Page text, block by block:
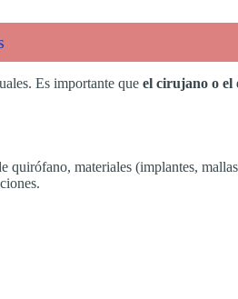
Es importante que el cirujano o el
materiales (implantes,